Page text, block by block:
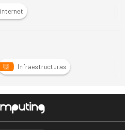
internet
Infraestructuras